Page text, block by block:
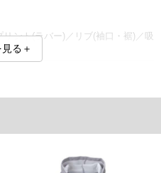
ント(ラバー)／リブ(袖口・裾)／吸
る＋